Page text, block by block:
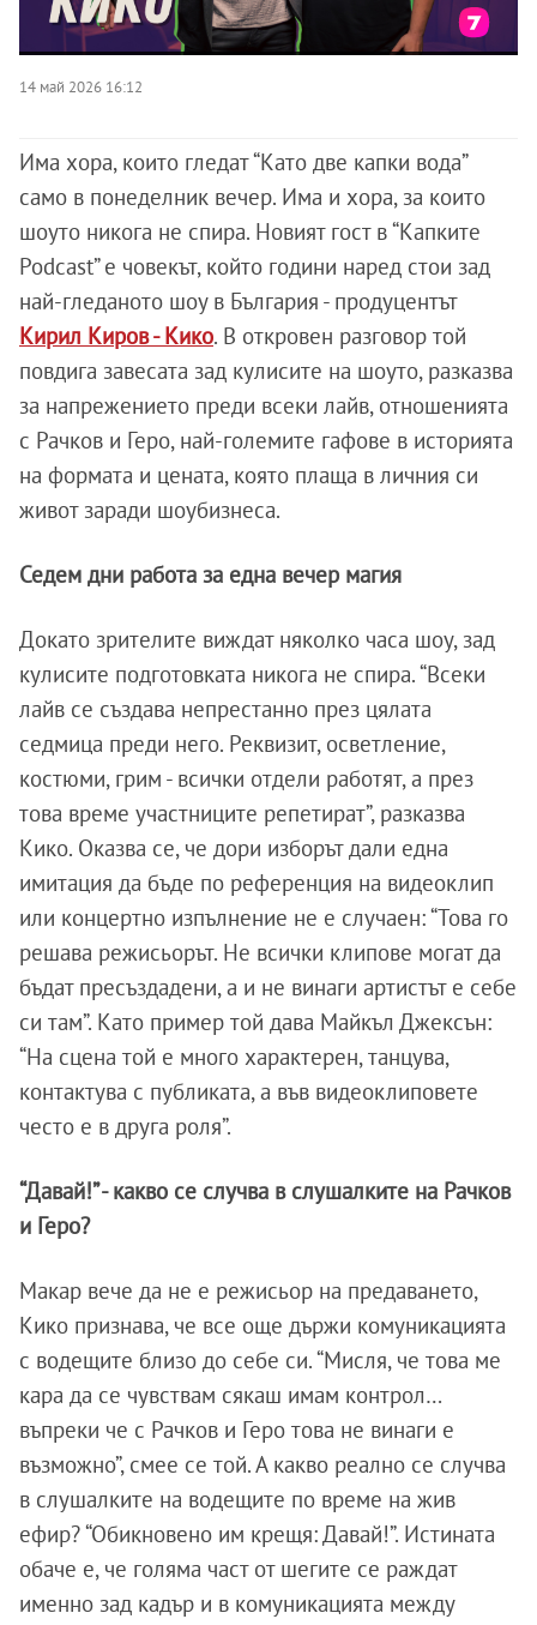
14 май 2026 16:12
Има хора, които гледат “Като две капки вода”
само в понеделник вечер. Има и хора, за които
шоуто никога не спира. Новият гост в “Капките
Podcast” е човекът, който години наред стои зад
най-гледаното шоу в България - продуцентът
Кирил Киров - Кико. В откровен разговор той
повдига завесата зад кулисите на шоуто, разказва
за напрежението преди всеки лайв, отношенията
с Рачков и Геро, най-големите гафове в историята
на формата и цената, която плаща в личния си
живот заради шоубизнеса.
Седем дни работа за една вечер магия
Докато зрителите виждат няколко часа шоу, зад
кулисите подготовката никога не спира. “Всеки
лайв се създава непрестанно през цялата
седмица преди него. Реквизит, осветление,
костюми, грим - всички отдели работят, а през
това време участниците репетират”, разказва
Кико. Оказва се, че дори изборът дали една
имитация да бъде по референция на видеоклип
или концертно изпълнение не е случаен: “Това го
решава режисьорът. Не всички клипове могат да
бъдат пресъздадени, а и не винаги артистът е себе
си там”. Като пример той дава Майкъл Джексън:
“На сцена той е много характерен, танцува,
контактува с публиката, а във видеоклиповете
често е в друга роля”.
“Давай!” - какво се случва в слушалките на Рачков
и Геро?
Макар вече да не е режисьор на предаването,
Кико признава, че все още държи комуникацията
с водещите близо до себе си. “Мисля, че това ме
кара да се чувствам сякаш имам контрол…
въпреки че с Рачков и Геро това не винаги е
възможно”, смее се той. А какво реално се случва
в слушалките на водещите по време на жив
ефир? “Обикновено им крещя: Давай!”. Истината
обаче е, че голяма част от шегите се раждат
именно зад кадър и в комуникацията между